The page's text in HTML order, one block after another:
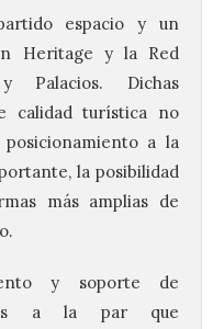
espacio y un
Heritage y la Red
Palacios. Dichas
calidad turística no
a la
la posibilidad
más amplias de
y soporte de
a la par que